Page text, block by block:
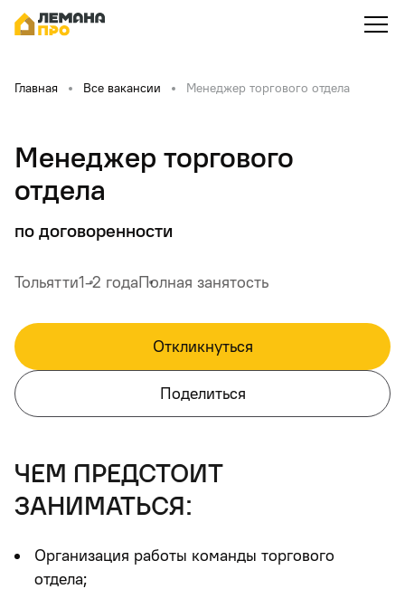
Главная Все вакансии Менеджер торгового отдела
Менеджер торгового
отдела
по договоренности
Тольятти1-2 годаПолная занятость
Откликнуться
Поделиться
чем предстоит
заниматься:
Организация работы команды торгового
отдела;